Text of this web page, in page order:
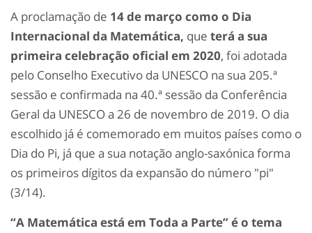
A proclamação de 14 de março como o Dia
Internacional da Matemática, que terá a sua
primeira celebração oficial em 2020, foi adotada
pelo Conselho Executivo da UNESCO na sua 205.ª
sessão e confirmada na 40.ª sessão da Conferência
Geral da UNESCO a 26 de novembro de 2019. O dia
escolhido já é comemorado em muitos países como o
Dia do Pi, já que a sua notação anglo-saxónica forma
os primeiros dígitos da expansão do número "pi"
(3/14).
“A Matemática está em Toda a Parte” é o tema